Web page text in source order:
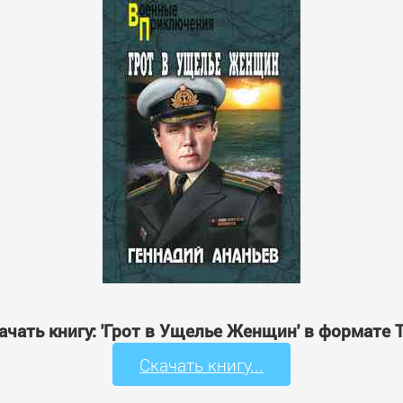
книгу: 'Грот в Ущелье Женщин' в формате
Скачать книгу...